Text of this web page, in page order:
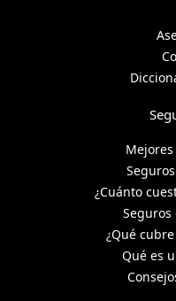
¿Cuánto
Seguros
¿Qué
Qué es